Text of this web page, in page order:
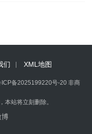
们 XML地图
ICP备2025199220号-20 非商
本站将立刻删除。
博